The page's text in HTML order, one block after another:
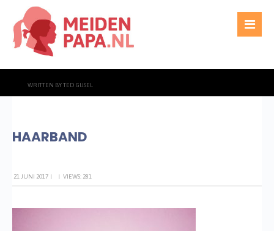
WRITTEN BYTED GIJSEL
HAARBAND
21 JUNI 2017 | | VIEWS: 281